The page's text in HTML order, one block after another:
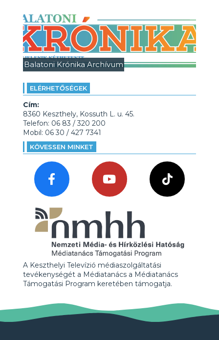
Balatoni Krónika Archívum
ELÉRHETŐSÉGEK
Cím:
8360 Keszthely, Kossuth L. u. 45.
Telefon: 06 83 / 320 200
Mobil: 06 30 / 427 7341
KÖVESSEN MINKET
A Keszthelyi Televízió médiaszolgáltatási
tevékenységét a Médiatanács a Médiatanács
Támogatási Program keretében támogatja.